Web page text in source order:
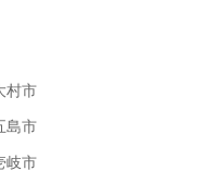
村市
島市
岐市